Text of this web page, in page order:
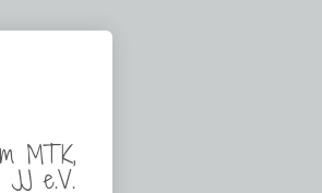
MTK,
JJ e.V.